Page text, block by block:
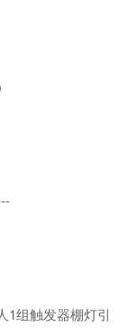
1组触发器棚灯引